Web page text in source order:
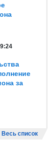
за
Весь список